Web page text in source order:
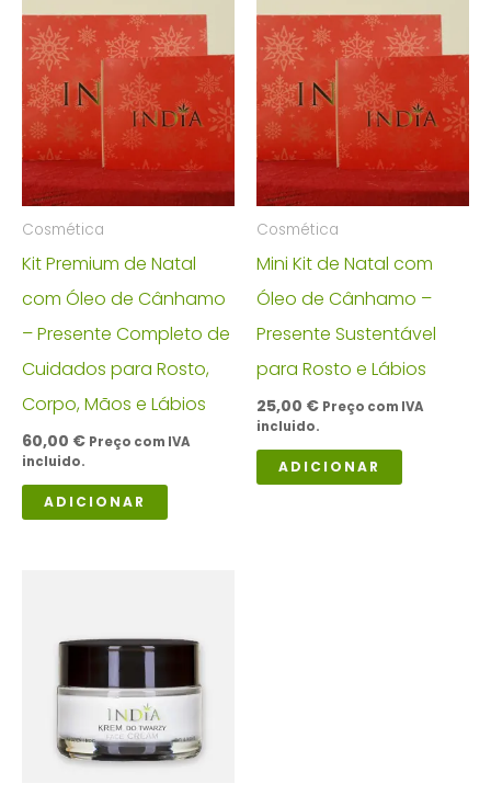
Cosmética
Kit Premium de Natal
com Óleo de Cânhamo
– Presente Completo de
Cuidados para Rosto,
Corpo, Mãos e Lábios
60,00 € Preço com IVA
incluido.
ADICIONAR
Cosmética
Mini Kit de Natal com
Óleo de Cânhamo –
Presente Sustentável
para Rosto e Lábios
25,00 € Preço com IVA
incluido.
ADICIONAR